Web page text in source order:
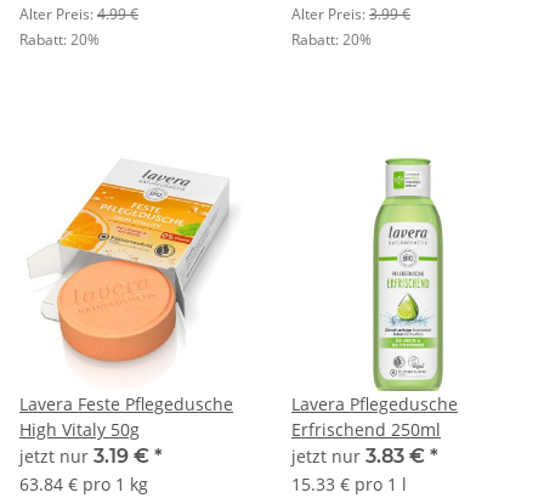
Alter Preis:4.99 €
Rabatt:20%
Alter Preis:3.99 €
Rabatt:20%
Lavera Feste Pflegedusche
High Vitaly 50g
jetzt nur 3.19 € *
63.84 € pro 1 kg
Lavera Pflegedusche
Erfrischend 250ml
jetzt nur 3.83 € *
15.33 € pro 1 l